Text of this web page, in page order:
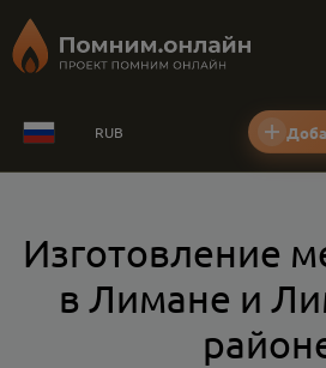
RUB
Изготовление
в Лимане и